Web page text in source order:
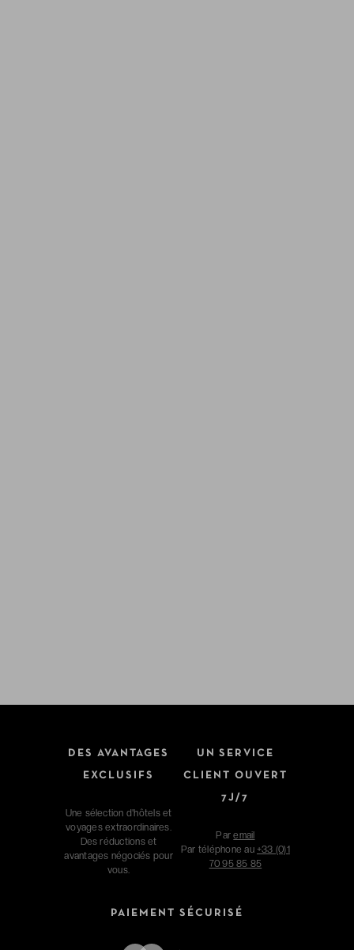
DES AVANTAGES
EXCLUSIFS
Une sélection d'hôtels et
voyages extraordinaires.
Des réductions et
avantages négociés pour
vous.
UN SERVICE
CLIENT OUVERT
7J/7
Paremail
Par téléphone au +33 (0)1
70 95 85 85
PAIEMENT SÉCURISÉ